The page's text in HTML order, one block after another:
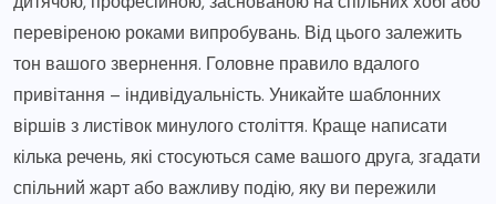
перевіреною роками випробувань. Від цього залежить
тон вашого звернення. Головне правило вдалого
привітання – індивідуальність. Уникайте шаблонних
віршів з листівок минулого століття. Краще написати
кілька речень, які стосуються саме вашого друга, згадати
спільний жарт або важливу подію, яку ви пережили